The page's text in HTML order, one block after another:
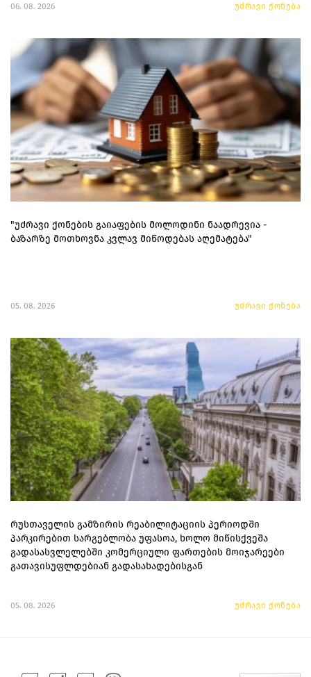
06. 08. 2026 უძრავი ქონება
"უძრავი ქონების გაიაფების მოლოდინი ნაადრევია -
ბაზარზე მოთხოვნა კვლავ მიწოდებას აღემატება"
05. 08. 2026 უძრავი ქონება
რუსთაველის გამზირის რეაბილიტაციის პერიოდში
პარკირებით სარგებლობა უფასოა, ხოლო მიწისქვეშა
გადასასვლელებში კომერციული ფართების მოიჯარეები
გათავისუფლდებიან გადასახადებისგან
05. 08. 2026 უძრავი ქონება